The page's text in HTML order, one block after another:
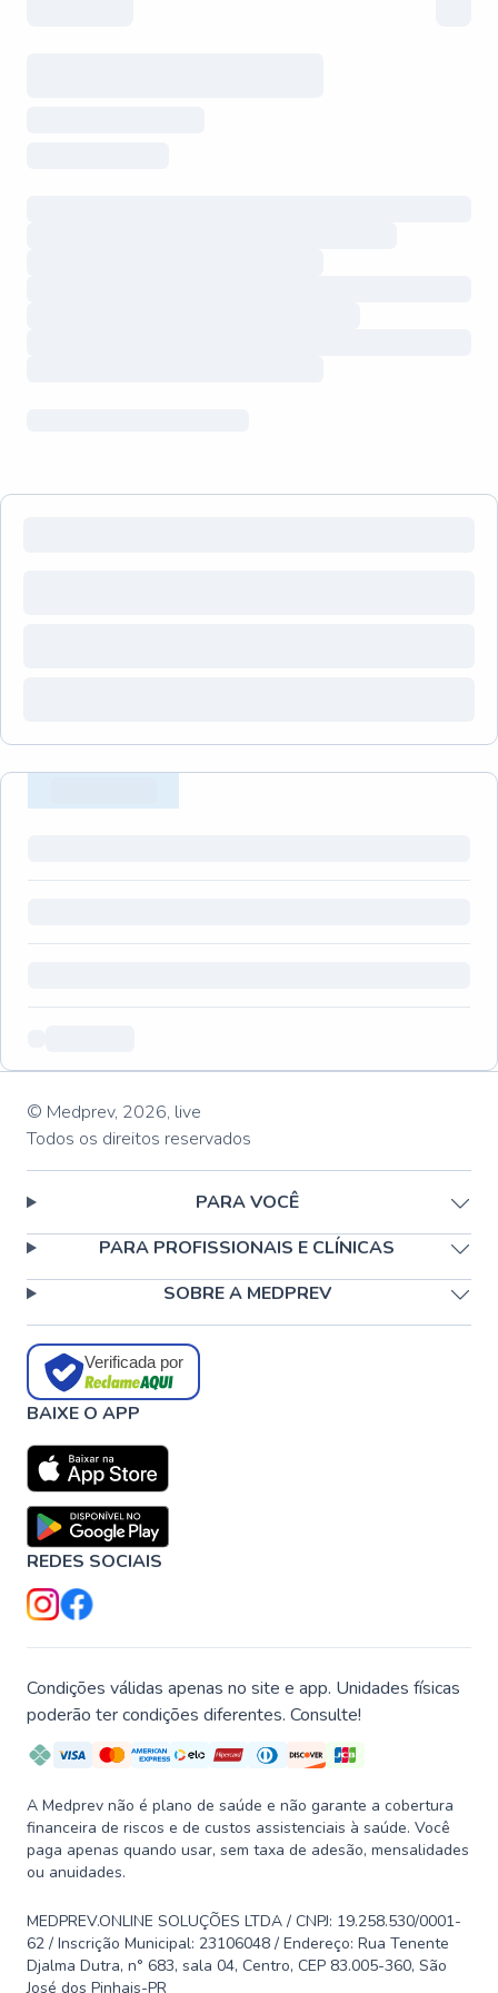
© Medprev, 2026, live
Todos os direitos reservados
PARA VOCÊ
PARA PROFISSIONAIS E CLÍNICAS
SOBRE A MEDPREV
Verificada por
BAIXE O APP
REDES SOCIAIS
Condições válidas apenas no site e app. Unidades físicas
poderão ter condições diferentes. Consulte!
A Medprev não é plano de saúde e não garante a cobertura
financeira de riscos e de custos assistenciais à saúde. Você
paga apenas quando usar, sem taxa de adesão, mensalidades
ou anuidades.
MEDPREV.ONLINE SOLUÇÕES LTDA / CNPJ: 19.258.530/0001-
62 / Inscrição Municipal: 23106048 / Endereço: Rua Tenente
Djalma Dutra, n° 683, sala 04, Centro, CEP 83.005-360, São
José dos Pinhais-PR